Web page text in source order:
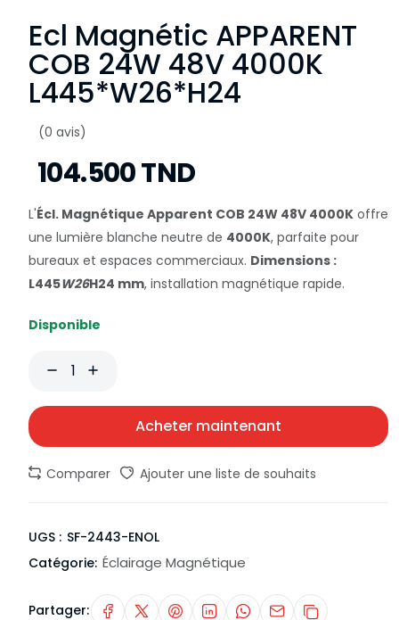
Ecl Magnétic APPARENT
COB 24W 48V 4000K
L445*W26*H24
(0 avis)
104.500 TND
L'Écl. Magnétique Apparent COB 24W 48V 4000K offre
une lumière blanche neutre de 4000K, parfaite pour
bureaux et espaces commerciaux. Dimensions :
L445W26H24 mm, installation magnétique rapide.
Disponible
Acheter maintenant
Comparer Ajouter une liste de souhaits
UGS : SF-2443-ENOL
Catégorie: Éclairage Magnétique
Partager: